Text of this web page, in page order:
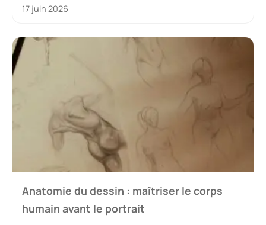
17 juin 2026
Anatomie du dessin : maîtriser le corps
humain avant le portrait